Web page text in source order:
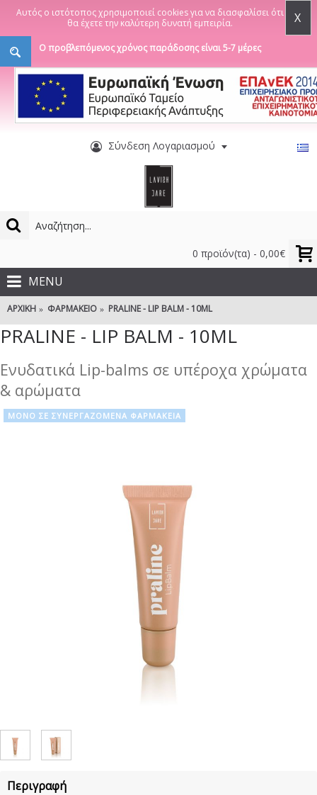
Αυτός ο ιστότοπος χρησιμοποιεί cookies για να διασφαλίσει ότι
θα έχετε την καλύτερη δυνατή εμπειρία.
X
Ο προβλεπόμενος χρόνος παράδοσης είναι 5-7 μέρες
Σύνδεση Λογαριασμού
0 προϊόν(τα) - 0,00€
MENU
ΑΡΧΙΚΉ ΦΑΡΜΑΚΕΊΟ PRALINE - LIP BALM - 10ML
PRALINE - LIP BALM - 10ML
Ενυδατικά Lip-balms σε υπέροχα χρώματα
& αρώματα
ΜΟΝΟ ΣΕ ΣΥΝΕΡΓΑΖΟΜΕΝΑ ΦΑΡΜΑΚΕΙΑ
Περιγραφή